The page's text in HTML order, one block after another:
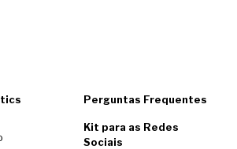
Perguntas Frequentes
Kit para as Redes
Sociais